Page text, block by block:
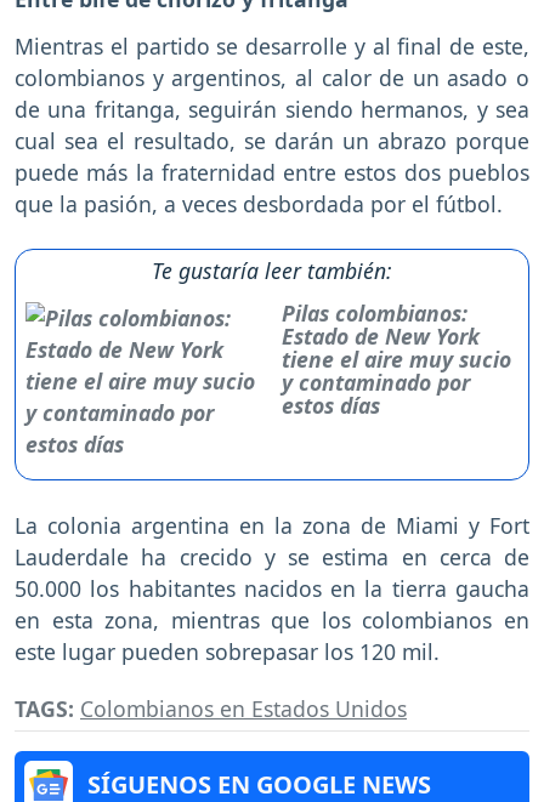
Mientras el partido se desarrolle y al final de este,
colombianos y argentinos, al calor de un asado o
de una fritanga, seguirán siendo hermanos, y sea
cual sea el resultado, se darán un abrazo porque
puede más la fraternidad entre estos dos pueblos
que la pasión, a veces desbordada por el fútbol.
Te gustaría leer también:
Pilas colombianos:
Estado de New York
tiene el aire muy sucio
y contaminado por
estos días
La colonia argentina en la zona de Miami y Fort
Lauderdale ha crecido y se estima en cerca de
50.000 los habitantes nacidos en la tierra gaucha
en esta zona, mientras que los colombianos en
este lugar pueden sobrepasar los 120 mil.
TAGS: Colombianos en Estados Unidos
SÍGUENOS EN GOOGLE NEWS